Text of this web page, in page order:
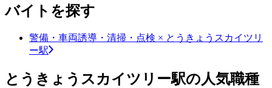
バイトを探す
警備・車両誘導・清掃・点検 × とうきょうスカイツリ
ー駅
とうきょうスカイツリー駅の人気職種